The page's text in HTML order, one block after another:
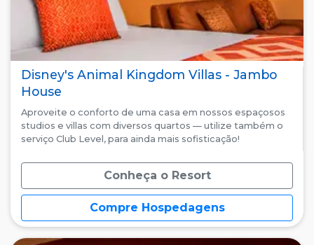
Disney's Animal Kingdom Villas - Jambo
House
Aproveite o conforto de uma casa em nossos espaçosos
studios e villas com diversos quartos — utilize também o
serviço Club Level, para ainda mais sofisticação!
Conheça o Resort
Compre Hospedagens